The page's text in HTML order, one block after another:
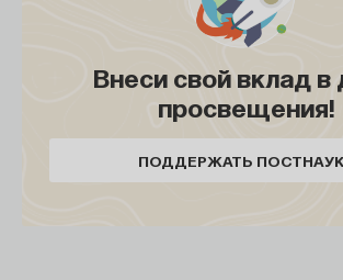
Внеси свой вклад в
просвещения!
ПОДДЕРЖАТЬ